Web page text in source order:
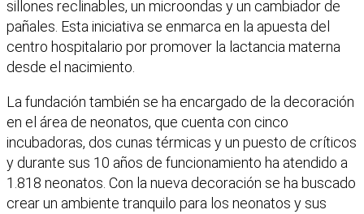
sillones reclinables, un microondas y un cambiador de
pañales. Esta iniciativa se enmarca en la apuesta del
centro hospitalario por promover la lactancia materna
desde el nacimiento.
La fundación también se ha encargado de la decoración
en el área de neonatos, que cuenta con cinco
incubadoras, dos cunas térmicas y un puesto de críticos
y durante sus 10 años de funcionamiento ha atendido a
1.818 neonatos. Con la nueva decoración se ha buscado
crear un ambiente tranquilo para los neonatos y sus